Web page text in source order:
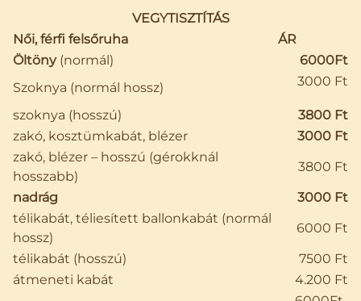
VEGYTISZTÍTÁS
Női, férfi felsőruha
ÁR
Öltöny(normál)
6000Ft
Szoknya (normál hossz)
3000 Ft
szoknya (hosszú)
3800 Ft
zakó, kosztümkabát, blézer
3000 Ft
zakó, blézer – hosszú (gérokknál
hosszabb)
3800 Ft
nadrág
3000 Ft
télikabát, téliesített ballonkabát (normál
hossz)
6000 Ft
télikabát (hosszú)
7500 Ft
átmeneti kabát
4.200 Ft